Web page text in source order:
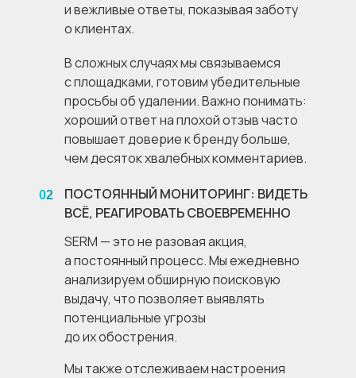
и вежливые ответы, показывая заботу
о клиентах.
В сложных случаях мы связываемся
с площадками, готовим убедительные
просьбы об удалении. Важно понимать:
хороший ответ на плохой отзыв часто
повышает доверие к бренду больше,
чем десяток хвалебных комментариев.
ПОСТОЯННЫЙ МОНИТОРИНГ: ВИДЕТЬ
ВСЁ, РЕАГИРОВАТЬ СВОЕВРЕМЕННО
SERM — это не разовая акция,
а постоянный процесс. Мы ежедневно
анализируем обширную поисковую
выдачу, что позволяет выявлять
потенциальные угрозы
до их обострения.
Мы также отслеживаем настроения
02